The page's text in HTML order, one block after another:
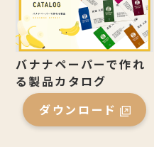
バナナペーパーで作れ
る製品カタログ
ダウンロード